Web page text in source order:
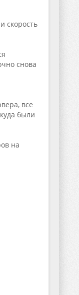
скорость
снова
все
были
на